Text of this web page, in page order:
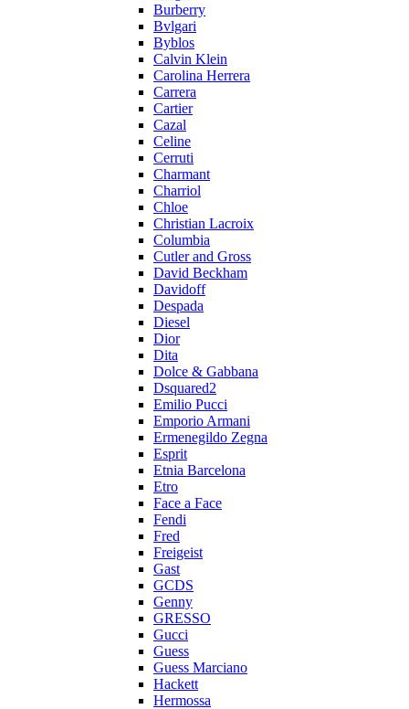
Burberry
Bvlgari
Byblos
Calvin Klein
Carolina Herrera
Carrera
Cartier
Cazal
Celine
Cerruti
Charmant
Charriol
Chloe
Christian Lacroix
Columbia
Cutler and Gross
David Beckham
Davidoff
Despada
Diesel
Dior
Dita
Dolce & Gabbana
Dsquared2
Emilio Pucci
Emporio Armani
Ermenegildo Zegna
Esprit
Etnia Barcelona
Etro
Face a Face
Fendi
Fred
Freigeist
Gast
GCDS
Genny
GRESSO
Gucci
Guess
Guess Marciano
Hackett
Hermossa